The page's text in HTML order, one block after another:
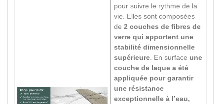
pour suivre le rythme de la
vie. Elles sont composées
de 2 couches de fibres de
verre qui apportent une
stabilité dimensionnelle
supérieure . En surface une
couche de laque a été
appliquée pour garantir
une résistance
exceptionnelle à l’eau,